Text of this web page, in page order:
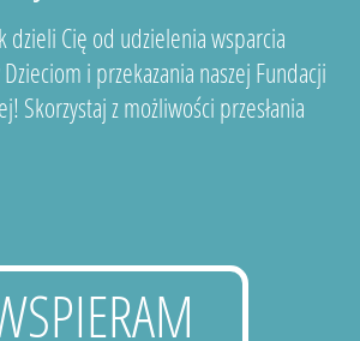
Cię od udzielenia wsparcia
i przekazania naszej Fundacji
Skorzystaj z możliwości przesłania